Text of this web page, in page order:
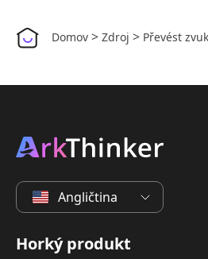
Domov > Zdroj > Převést zvuk
Angličtina
Horký produkt